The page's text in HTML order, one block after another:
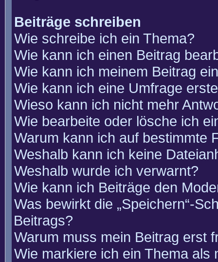
Beiträge schreiben
Wie schreibe ich ein Thema?
Wie kann ich einen Beitrag
Wie kann ich meinem Beitrag
Wie kann ich eine Umfrage
Wieso kann ich nicht mehr
Wie bearbeite oder lösche ich
Warum kann ich auf bestimmte
Weshalb kann ich keine
Weshalb wurde ich verwarnt?
Wie kann ich Beiträge den
Was bewirkt die „Speichern“-
Beitrags?
Warum muss mein Beitrag erst
Wie markiere ich ein Thema als